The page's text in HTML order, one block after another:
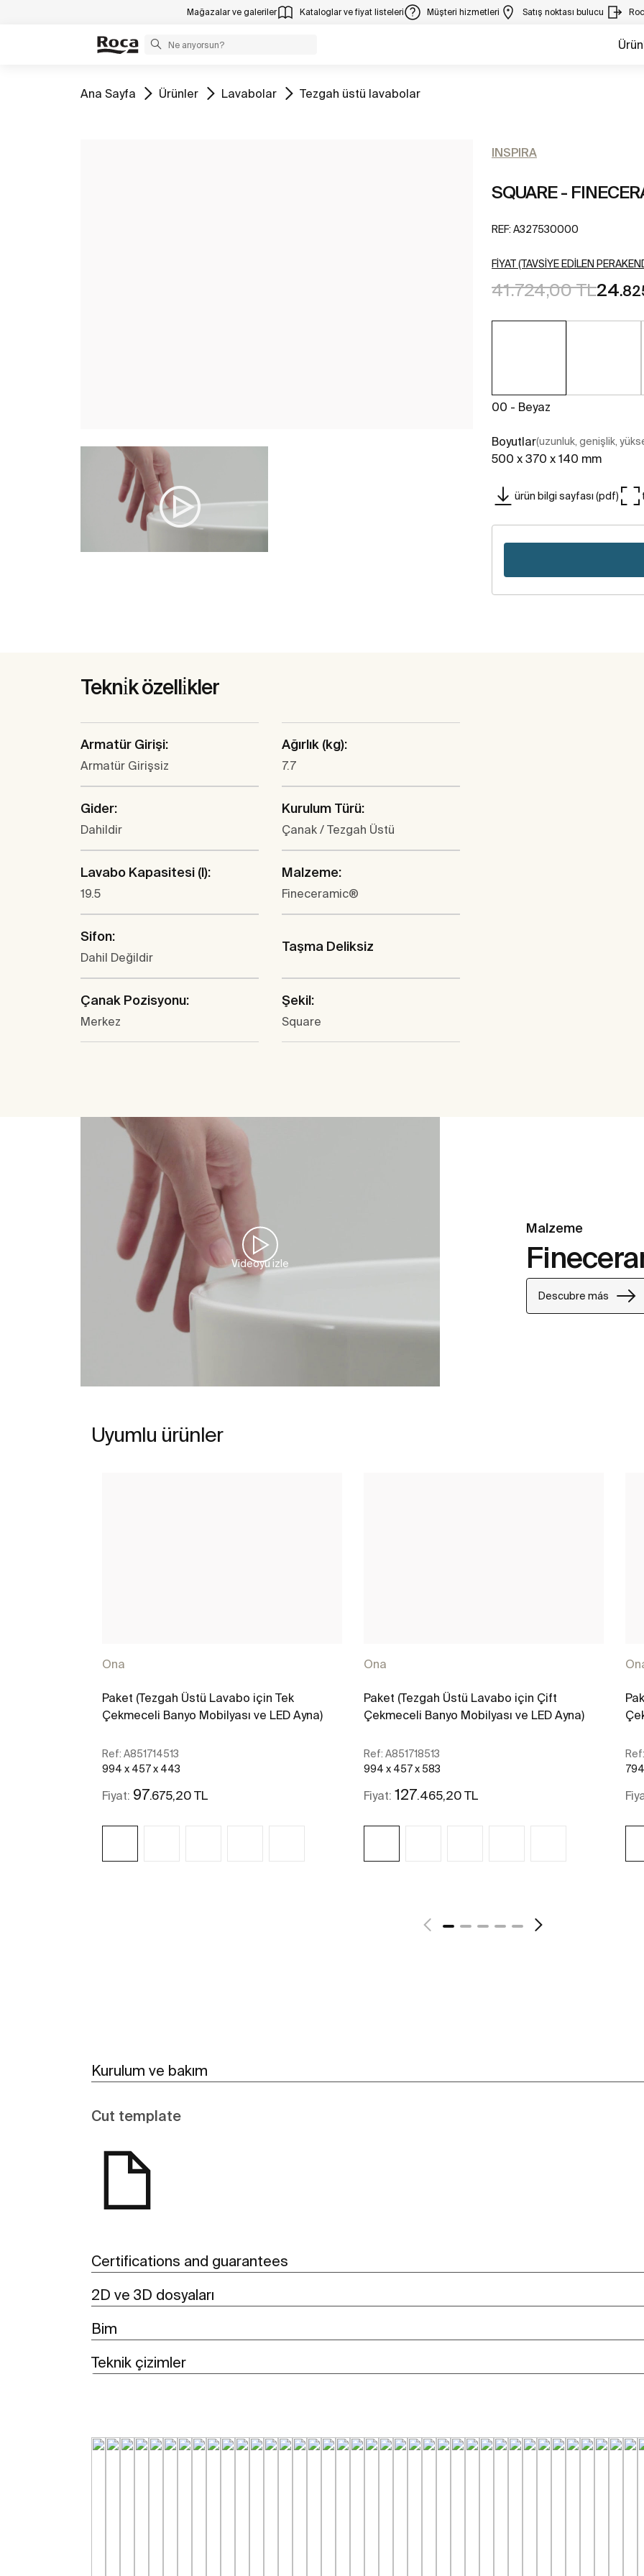
Mağazalar ve galeriler Kataloglar ve fiyat listeleri Müşteri hizmetleri Satış noktası bulucu
Tüm
Ana Sayfa Tüm
Ürünler Tüm
Lavabolar Tüm
Tezgah üstü lavabolar
INSPIRA
SQUARE -
REF: A327530000
FIYAT (TAVSIYE EDILEN
41.724,00 TL24
00 - Beyaz
Boyutlar(uzunluk, genişlik,
500 x 370 x 140 mm
ürün bilgi sayfası (pdf)
Tekni̇k özelli̇kler
Armatür Girişi:
Armatür Girişsiz
Ağırlık (kg):
7.7
Gider:
Dahildir
Kurulum Türü:
Çanak / Tezgah Üstü
Lavabo Kapasitesi (l):
19.5
Malzeme:
Fineceramic®
Sifon:
Dahil Değildir
Taşma Deliksiz
Çanak Pozisyonu:
Merkez
Şekil:
Square
Videoyu izle
Malzeme
Descubre más
Uyumlu ürünler
Ona
Paket (Tezgah Üstü Lavabo için Tek
Çekmeceli Banyo Mobilyası ve LED Ayna)
Ref: A851714513
994 x 457 x 443
Fiyat: 97 .675,20 TL
Ona
Paket (Tezgah Üstü Lavabo için Çift
Çekmeceli Banyo Mobilyası ve LED Ayna)
Ref: A851718513
994 x 457 x 583
Fiyat: 127 .465,20 TL
Ref:
Kurulum ve bakım
Cut template
Certifications and guarantees
2D ve 3D dosyaları
Bim
Teknik çizimler